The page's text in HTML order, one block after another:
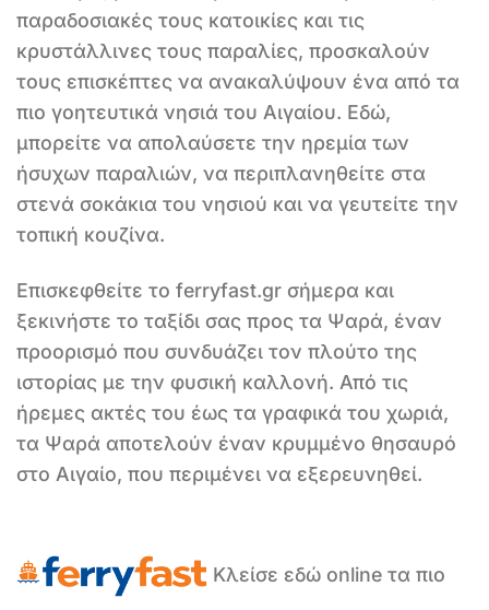
παραδοσιακές τους κατοικίες και τις
κρυστάλλινες τους παραλίες, προσκαλούν
τους επισκέπτες να ανακαλύψουν ένα από τα
πιο γοητευτικά νησιά του Αιγαίου. Εδώ,
μπορείτε να απολαύσετε την ηρεμία των
ήσυχων παραλιών, να περιπλανηθείτε στα
στενά σοκάκια του νησιού και να γευτείτε την
τοπική κουζίνα.
Επισκεφθείτε το ferryfast.gr σήμερα και
ξεκινήστε το ταξίδι σας προς τα Ψαρά, έναν
προορισμό που συνδυάζει τον πλούτο της
ιστορίας με την φυσική καλλονή. Από τις
ήρεμες ακτές του έως τα γραφικά του χωριά,
τα Ψαρά αποτελούν έναν κρυμμένο θησαυρό
στο Αιγαίο, που περιμένει να εξερευνηθεί.
Κλείσε εδώ online τα πιο